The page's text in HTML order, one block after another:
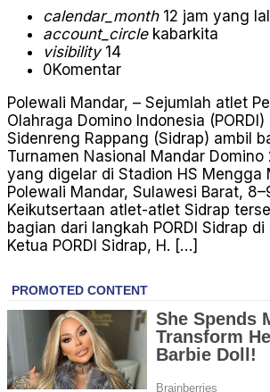
calendar_month12 jam yang
account_circlekabarkita
visibility14
0Komentar
Polewali Mandar, – Sejumlah atlet
Olahraga Domino Indonesia
Sidenreng Rappang (Sidrap) ambil
Turnamen Nasional Mandar
yang digelar di Stadion HS Mengga
Polewali Mandar, Sulawesi Barat,
Keikutsertaan atlet-atlet Sidrap
bagian dari langkah PORDI Sidrap
Ketua PORDI Sidrap, H. […]